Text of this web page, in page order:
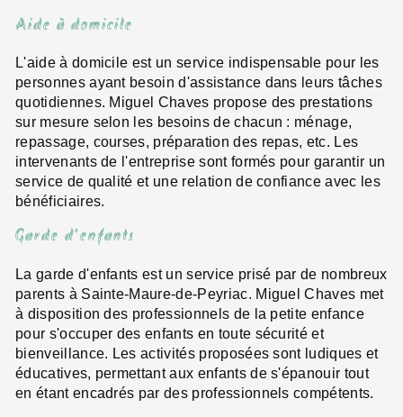
Aide à domicile
L'aide à domicile est un service indispensable pour les
personnes ayant besoin d'assistance dans leurs tâches
quotidiennes. Miguel Chaves propose des prestations
sur mesure selon les besoins de chacun : ménage,
repassage, courses, préparation des repas, etc. Les
intervenants de l'entreprise sont formés pour garantir un
service de qualité et une relation de confiance avec les
bénéficiaires.
Garde d'enfants
La garde d'enfants est un service prisé par de nombreux
parents à Sainte-Maure-de-Peyriac. Miguel Chaves met
à disposition des professionnels de la petite enfance
pour s'occuper des enfants en toute sécurité et
bienveillance. Les activités proposées sont ludiques et
éducatives, permettant aux enfants de s'épanouir tout
en étant encadrés par des professionnels compétents.